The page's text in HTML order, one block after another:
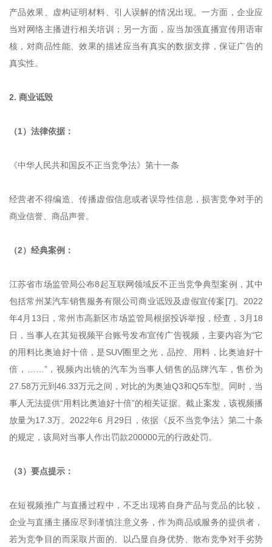
产品效果、虚构证明材料、引人误解的情况出现。一方面，企业应
当对网络主播进行相关培训；另一方面，应当加强直播宣传用语审
核，对商品性能、效果的描述应当有真实的数据支撑，保证广告的
真实性。
2. 商业诋毁
（1）法律依据：
《中华人民共和国反不正当竞争法》第十一条
经营者不得编造、传播虚假信息或者误导性信息，损害竞争对手的
商业信誉、商品声誉。
（2）经典案例：
江苏省市场监管局公布8起互联网领域反不正当竞争典型案例，其中
包括常州某汽车销售服务有限公司商业诋毁及虚假宣传案[7]。2022
年4月13日，常州市高新区市场监管局根据投诉举报，经查，3月18
日，当事人在其短视频平台账号发布宣传广告视频，主要内容为“它
的用料比奥迪好十倍，是SUV圈里之光，品控、用料，比奥迪好十
倍，……”，视频内出镜的汽车为当事人销售的品牌汽车，售价为
27.58万元到46.33万元之间，对比的为奥迪Q3和Q5车型。同时，当
事人无法提供“用料比奥迪好十倍”的相关证据。截止案发，该视频播
放量为17.3万。2022年6 月29日，依据《反不当竞争法》第二十条
的规定，该局对当事人作出罚款200000元的行政处罚。
（3）要点提示：
在短视频推广与直播过程中，不乏出现将自身产品与竞品的比较，
企业与直播主播应尽到谨慎注意义务，作为商品或服务的提供者，
若为竞争目的而采取片面的、以凸显自身优势、散布竞争对手劣势